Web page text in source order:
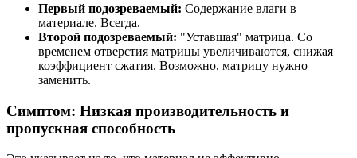
Первый подозреваемый: Содержание влаги в
материале. Всегда.
Второй подозреваемый: "Уставшая" матрица. Со
временем отверстия матрицы увеличиваются, снижая
коэффициент сжатия. Возможно, матрицу нужно
заменить.
Симптом: Низкая производительность и
пропускная способность